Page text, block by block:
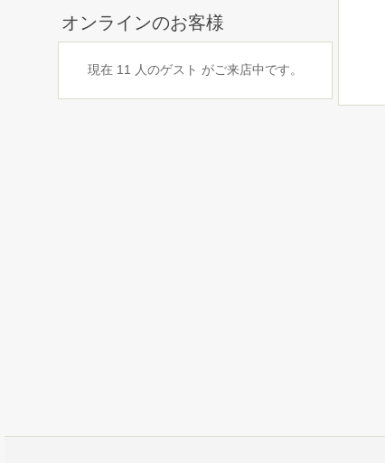
オンラインのお客様
現在 11 人のゲスト がご来店中です。